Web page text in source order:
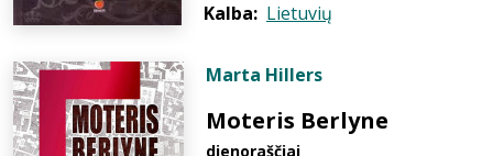
Kalba: Lietuvių
Marta Hillers
Moteris Berlyne
dienoraščiai